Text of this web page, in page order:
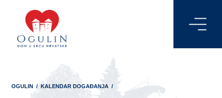
OGULIN / KALENDAR DOGAĐANJA /